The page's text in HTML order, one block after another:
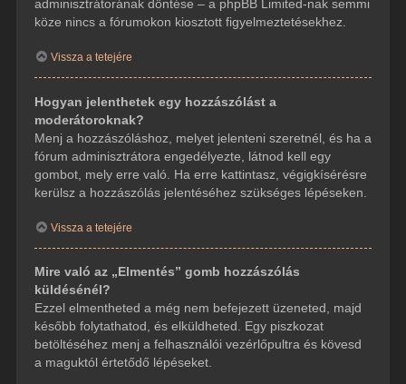
adminisztrátorának döntése – a phpBB Limited-nak semmi
köze nincs a fórumokon kiosztott figyelmeztetésekhez.
Vissza a tetejére
Hogyan jelenthetek egy hozzászólást a
moderátoroknak?
Menj a hozzászóláshoz, melyet jelenteni szeretnél, és ha a
fórum adminisztrátora engedélyezte, látnod kell egy
gombot, mely erre való. Ha erre kattintasz, végigkísérésre
kerülsz a hozzászólás jelentéséhez szükséges lépéseken.
Vissza a tetejére
Mire való az „Elmentés” gomb hozzászólás
küldésénél?
Ezzel elmentheted a még nem befejezett üzeneted, majd
később folytathatod, és elküldheted. Egy piszkozat
betöltéséhez menj a felhasználói vezérlőpultra és kövesd
a maguktól értetődő lépéseket.